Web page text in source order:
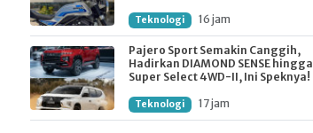
Teknologi 16 jam
Pajero Sport Semakin Canggih,
Hadirkan DIAMOND SENSE hingga
Super Select 4WD-II, Ini Speknya!
Teknologi 17 jam